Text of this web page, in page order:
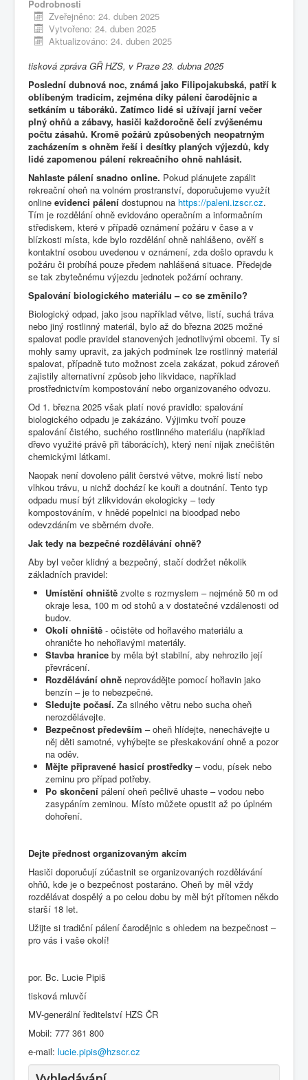
Podrobnosti
Zveřejněno: 24. duben 2025
Vytvořeno: 24. duben 2025
Aktualizováno: 24. duben 2025
tisková zpráva GŘ HZS, v Praze 23. dubna 2025
Poslední dubnová noc, známá jako Filipojakubská, patří k
oblíbeným tradicím, zejména díky pálení čarodějnic a
setkáním u táboráků. Zatímco lidé si užívají jarní večer
plný ohňů a zábavy, hasiči každoročně čelí zvýšenému
počtu zásahů. Kromě požárů způsobených neopatrným
zacházením s ohněm řeší i desítky planých výjezdů, kdy
lidé zapomenou pálení rekreačního ohně nahlásit.
Nahlaste pálení snadno online. Pokud plánujete zapálit
rekreační oheň na volném prostranství, doporučujeme využít
online evidenci pálení dostupnou na https://paleni.izscr.cz.
Tím je rozdělání ohně evidováno operačním a informačním
střediskem, které v případě oznámení požáru v čase a v
blízkosti místa, kde bylo rozdělání ohně nahlášeno, ověří s
kontaktní osobou uvedenou v oznámení, zda došlo opravdu k
požáru či probíhá pouze předem nahlášená situace. Předejde
se tak zbytečnému výjezdu jednotek požární ochrany.
Spalování biologického materiálu – co se změnilo?
Biologický odpad, jako jsou například větve, listí, suchá tráva
nebo jiný rostlinný materiál, bylo až do března 2025 možné
spalovat podle pravidel stanovených jednotlivými obcemi. Ty si
mohly samy upravit, za jakých podmínek lze rostlinný materiál
spalovat, případně tuto možnost zcela zakázat, pokud zároveň
zajistily alternativní způsob jeho likvidace, například
prostřednictvím kompostování nebo organizovaného odvozu.
Od 1. března 2025 však platí nové pravidlo: spalování
biologického odpadu je zakázáno. Výjimku tvoří pouze
spalování čistého, suchého rostlinného materiálu (například
dřevo využité právě při táborácích), který není nijak znečištěn
chemickými látkami.
Naopak není dovoleno pálit čerstvé větve, mokré listí nebo
vlhkou trávu, u nichž dochází ke kouři a doutnání. Tento typ
odpadu musí být zlikvidován ekologicky – tedy
kompostováním, v hnědé popelnici na bioodpad nebo
odevzdáním ve sběrném dvoře.
Jak tedy na bezpečné rozdělávání ohně?
Aby byl večer klidný a bezpečný, stačí dodržet několik
základních pravidel:
Umístění ohniště zvolte s rozmyslem – nejméně 50 m od
okraje lesa, 100 m od stohů a v dostatečné vzdálenosti od
budov.
Okolí ohniště - očistěte od hořlavého materiálu a
ohraničte ho nehořlavými materiály.
Stavba hranice by měla být stabilní, aby nehrozilo její
převrácení.
Rozdělávání ohně neprovádějte pomocí hořlavin jako
benzín – je to nebezpečné.
Sledujte počasí. Za silného větru nebo sucha oheň
nerozdělávejte.
Bezpečnost především – oheň hlídejte, nenechávejte u
něj děti samotné, vyhýbejte se přeskakování ohně a pozor
na oděv.
Mějte připravené hasicí prostředky – vodu, písek nebo
zeminu pro případ potřeby.
Po skončení pálení oheň pečlivě uhaste – vodou nebo
zasypáním zeminou. Místo můžete opustit až po úplném
dohoření.
Dejte přednost organizovaným akcím
Hasiči doporučují zúčastnit se organizovaných rozdělávání
ohňů, kde je o bezpečnost postaráno. Oheň by měl vždy
rozdělávat dospělý a po celou dobu by měl být přítomen někdo
starší 18 let.
Užijte si tradiční pálení čarodějnic s ohledem na bezpečnost –
pro vás i vaše okolí!
por. Bc. Lucie Pipiš
tisková mluvčí
MV-generální ředitelství HZS ČR
Mobil: 777 361 800
e-mail: lucie.pipis@hzscr.cz